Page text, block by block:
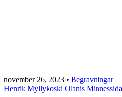
november 26, 2023 • Begravningar
Henrik Myllykoski Olanis Minnessida